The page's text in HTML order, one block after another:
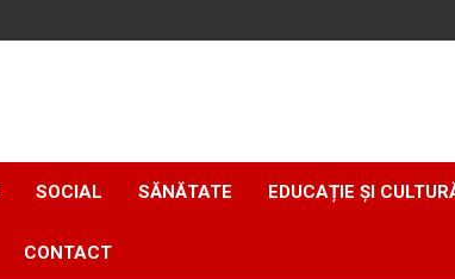
SOCIAL SĂNĂTATE EDUCAȚIE ȘI
CONTACT